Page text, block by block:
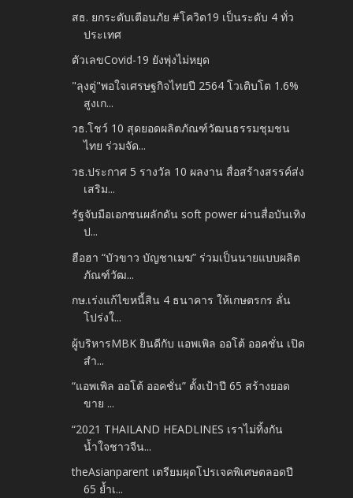
สธ. ยกระดับเตือนภัย #โควิด19 เป็นระดับ 4 ทั่ว
ประเทศ
ตัวเลขCovid-19 ยังพุ่งไม่หยุด
"ลุงตู่"พอใจเศรษฐกิจไทยปี 2564 โวเติบโต 1.6%
สูงเก...
วธ.โชว์ 10 สุดยอดผลิตภัณฑ์วัฒนธรรมชุมชน
ไทย ร่วมจัด...
วธ.ประกาศ 5 รางวัล 10 ผลงาน สื่อสร้างสรรค์ส่ง
เสริม...
รัฐจับมือเอกชนผลักดัน soft power ผ่านสื่อบันเทิง
ป...
ฮือฮา “บัวขาว บัญชาเมฆ” ร่วมเป็นนายแบบผลิต
ภัณฑ์วัฒ...
กษ.เร่งแก้ไขหนี้สิน 4 ธนาคาร ให้เกษตรกร ลั่น
โปร่งใ...
ผู้บริหารMBK ยินดีกับ แอพเพิล ออโต้ ออคชั่น เปิด
สำ...
“แอพเพิล ออโต้ ออคชั่น” ตั้งเป้าปี 65 สร้างยอด
ขาย ...
“2021 THAILAND HEADLINES เราไม่ทิ้งกัน
น้ำใจชาวจีน...
theAsianparent เตรียมผุดโปรเจคพิเศษตลอดปี
65 ย้ำเ...